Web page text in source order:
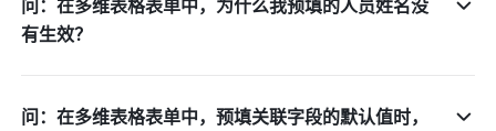
问：在多维表格表单中，为什么我预填的人员姓名没
有生效？
问：在多维表格表单中，预填关联字段的默认值时，